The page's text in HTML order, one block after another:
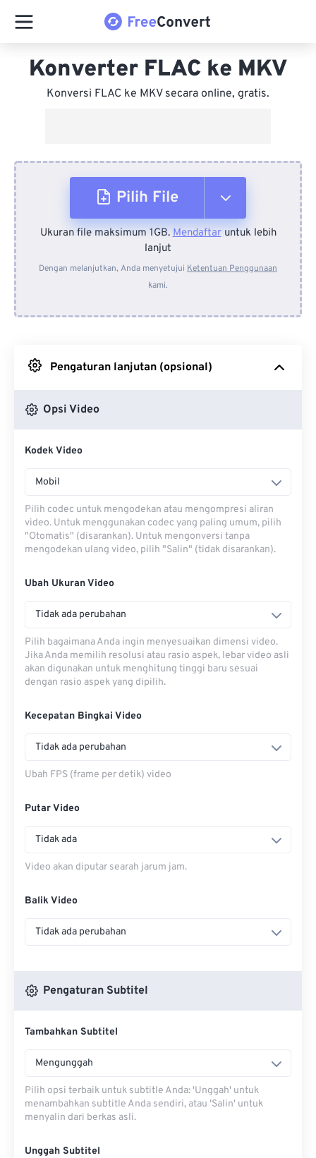
Konverter FLAC ke MKV
Konversi FLAC ke MKV secara online, gratis.
Pilih File
Dari Perangkat
Dari Dropbox
Ukuran file maksimum 1GB.Mendaftaruntuk lebih
lanjut
Dengan melanjutkan, Anda menyetujui Ketentuan Penggunaan
kami.
Pengaturan lanjutan (opsional)
Opsi Video
Kodek Video
Mobil
Pilih codec untuk mengodekan atau mengompresi aliran
video. Untuk menggunakan codec yang paling umum, pilih
"Otomatis" (disarankan). Untuk mengonversi tanpa
mengodekan ulang video, pilih "Salin" (tidak disarankan).
Ubah Ukuran Video
Tidak ada perubahan
Pilih bagaimana Anda ingin menyesuaikan dimensi video.
Jika Anda memilih resolusi atau rasio aspek, lebar video asli
akan digunakan untuk menghitung tinggi baru sesuai
dengan rasio aspek yang dipilih.
Kecepatan Bingkai Video
Tidak ada perubahan
Ubah FPS (frame per detik) video
Putar Video
Tidak ada
Video akan diputar searah jarum jam.
Balik Video
Tidak ada perubahan
Pengaturan Subtitel
Tambahkan Subtitel
Mengunggah
Pilih opsi terbaik untuk subtitle Anda: 'Unggah' untuk
menambahkan subtitle Anda sendiri, atau 'Salin' untuk
menyalin dari berkas asli.
Unggah Subtitel